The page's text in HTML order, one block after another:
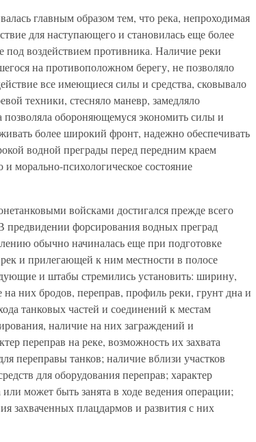
главным образом тем, что река, непроходимая
для наступающего и становилась еще более
под воздействием противника. Наличие реки
на противоположном берегу, не позволяло
все имеющиеся силы и средства, сковывало
техники, стесняло маневр, замедляло
обороняющемуся экономить силы и
более широкий фронт, надежно обеспечивать
водной преграды перед передним краем
морально-психологическое состояние
войсками достигался прежде всего
предвидении форсирования водных преград
обычно начиналась еще при подготовке
и прилегающей к ним местности в полосе
и штабы стремились установить: ширину,
на них бродов, переправ, профиль реки, грунт дна и
танковых частей и соединений к местам
наличие на них заграждений и
переправ на реке, возможность их захвата
переправы танков; наличие вблизи участков
для оборудования переправ; характер
может быть занята в ходе ведения операции;
захваченных плацдармов и развития с них